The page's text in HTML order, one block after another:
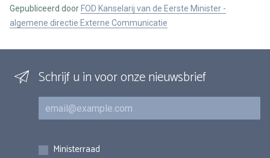
Gepubliceerd door FOD Kanselarij van de Eerste Minister -
algemene directie Externe Communicatie
Schrijf u in voor onze nieuwsbrief
E-mail
Inschrijvingen
Ministerraad